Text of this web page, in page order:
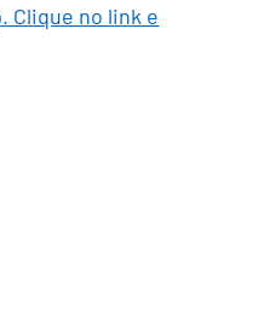
Clique no link e